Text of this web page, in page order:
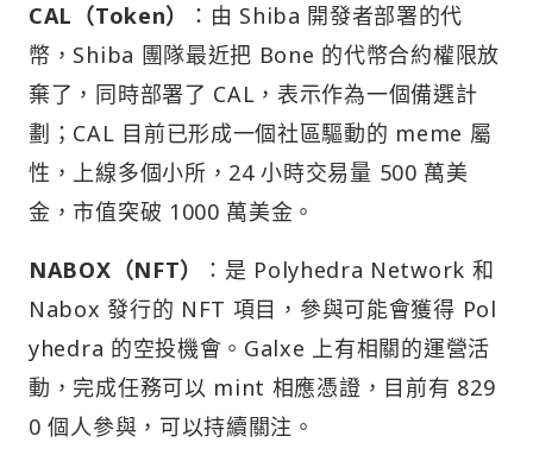
CAL（Token）
：由 Shiba 開發者部署的代
幣，Shiba 團隊最近把 Bone 的代幣合約權限放
棄了，同時部署了 CAL，表示作為一個備選計
劃；CAL 目前已形成一個社區驅動的 meme 屬
性，上線多個小所，24 小時交易量 500 萬美
金，市值突破 1000 萬美金。
NABOX（NFT）
：是 Polyhedra Network 和
Nabox 發行的 NFT 項目，參與可能會獲得 Pol
yhedra 的空投機會。Galxe 上有相關的運營活
動，完成任務可以 mint 相應憑證，目前有 829
0 個人參與，可以持續關注。